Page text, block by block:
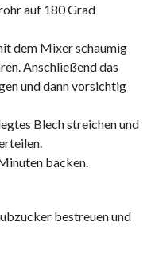
auf 180 Grad
dem Mixer schaumig
Anschließend das
und dann vorsichtig
Blech streichen und
backen.
bestreuen und